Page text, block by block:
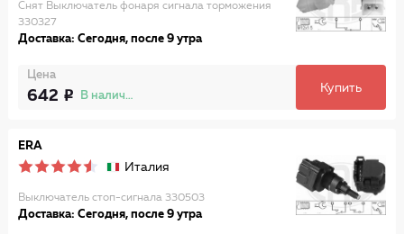
Снят Выключатель фонаря сигнала торможения
330327
Доставка: Сегодня, после 9 утра
Цена
642 В наличии
Купить
ERA
Италия
Выключатель стоп-сигнала 330503
Доставка: Сегодня, после 9 утра